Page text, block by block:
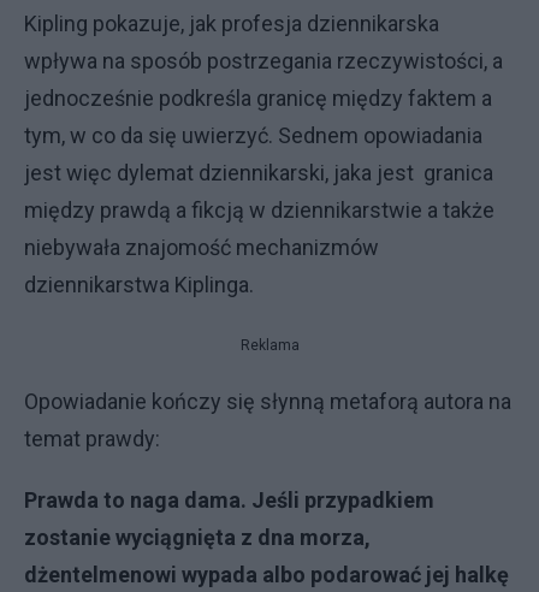
Kipling pokazuje, jak profesja dziennikarska
wpływa na sposób postrzegania rzeczywistości, a
jednocześnie podkreśla granicę między faktem a
tym, w co da się uwierzyć. Sednem opowiadania
jest więc dylemat dziennikarski, jaka jest granica
między prawdą a fikcją w dziennikarstwie a także
niebywała znajomość mechanizmów
dziennikarstwa Kiplinga.
Reklama
​Opowiadanie kończy się słynną metaforą autora na
temat prawdy:
​Prawda to naga dama. Jeśli przypadkiem
zostanie wyciągnięta z dna morza,
dżentelmenowi wypada albo podarować jej halkę